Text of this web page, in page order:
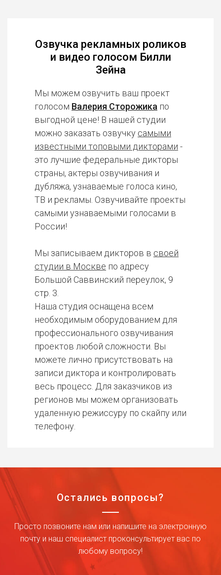
Озвучка рекламных роликов
и видео голосом Билли
Зейна
Мы можем озвучить ваш проект
голосом Валерия Сторожика по
выгодной цене! В нашей студии
можно заказать озвучку самыми
известными топовыми дикторами -
это лучшие федеральные дикторы
страны, актеры озвучивания и
дубляжа, узнаваемые голоса кино,
ТВ и рекламы. Озвучивайте проекты
самыми узнаваемыми голосами в
России!
Мы записываем дикторов в своей
студии в Москве по адресу
Большой Саввинский переулок, 9
стр. 3.
Наша студия оснащена всем
необходимым оборудованием для
профессионального озвучивания
проектов любой сложности. Вы
можете лично присутствовать на
записи диктора и контролировать
весь процесс. Для заказчиков из
регионов мы можем организовать
удаленную режиссуру по скайпу или
телефону.
Остались вопросы?
Просто позвоните нам или напишите на электронную
почту и наш специалист проконсультирует вас по
любому вопросу!